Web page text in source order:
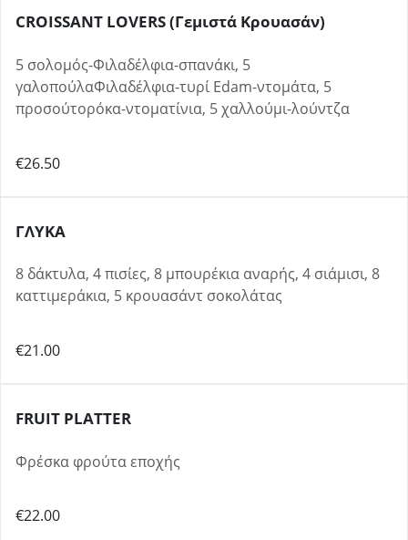
CROISSANT LOVERS (γεμιστά Κρουασάν)
5 σολομός-Φιλαδέλφια-σπανάκι, 5
γαλοπούλαΦιλαδέλφια-τυρί Edam-ντομάτα, 5
προσούτορόκα-ντοματίνια, 5 χαλλούμι-λούντζα
€26.50
ΓΛΥΚΑ
8 δάκτυλα, 4 πισίες, 8 μπουρέκια αναρής, 4 σιάμισι, 8
καττιμεράκια, 5 κρουασάντ σοκολάτας
€21.00
FRUIT PLATTER
Φρέσκα φρούτα εποχής
€22.00